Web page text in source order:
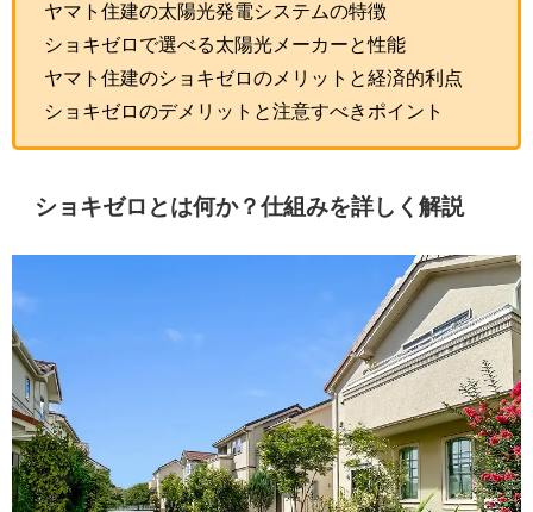
ヤマト住建の太陽光発電システムの特徴
ショキゼロで選べる太陽光メーカーと性能
ヤマト住建のショキゼロのメリットと経済的利点
ショキゼロのデメリットと注意すべきポイント
ショキゼロとは何か？仕組みを詳しく解説